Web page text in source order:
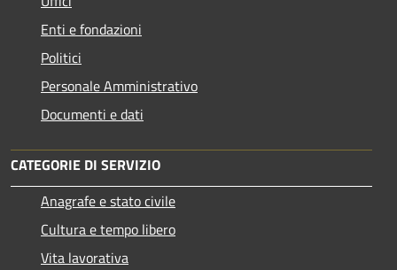
Enti e fondazioni
Politici
Personale Amministrativo
Documenti e dati
CATEGORIE DI SERVIZIO
Anagrafe e stato civile
Cultura e tempo libero
Vita lavorativa